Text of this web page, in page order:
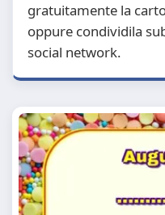
gratuitamente la
oppure condividila
social network.